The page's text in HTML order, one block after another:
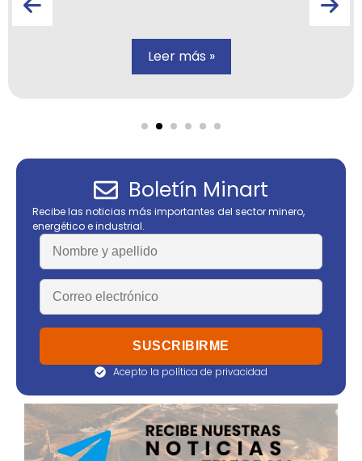
Leer más »
Boletín Minart
Recibe las noticias más importantes del sector minero,
energético e industrial.
Acepto la política de privacidad